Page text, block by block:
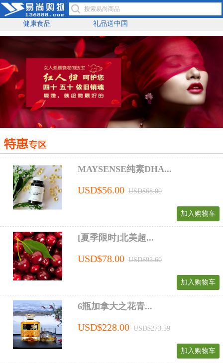
健康食品 礼品送中国
MAYSENSE纯素DHA...
USD$56.00 USD$68.00
加入购物车
[夏季限时]北美超...
USD$78.00 USD$93.60
加入购物车
6瓶加拿大之花青...
USD$228.00 USD$273.59
加入购物车